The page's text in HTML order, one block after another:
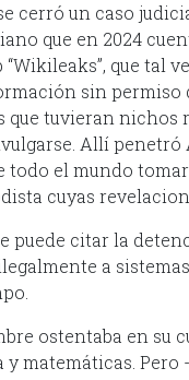
cerró un caso
que en 2024
que tal
sin
que tuvieran
Allí
todo el mundo
cuyas
puede citar la
a
ostentaba en
matemáticas. Pero